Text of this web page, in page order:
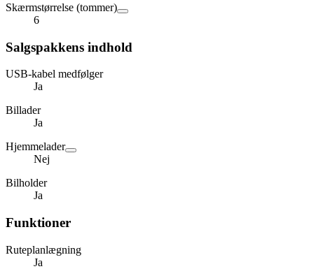
Skærmstørrelse (tommer)
6
Salgspakkens indhold
USB-kabel medfølger
Ja
Billader
Ja
Hjemmelader
Nej
Bilholder
Ja
Funktioner
Ruteplanlægning
Ja